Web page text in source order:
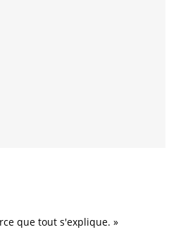
que tout s'explique. »